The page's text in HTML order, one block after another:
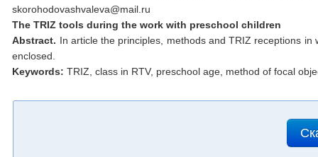
skorohodovashvaleva@mail.ru
The TRIZ tools during the work with preschool children
Abstract. In article the principles, methods and TRIZ receptions
enclosed.
Keywords: TRIZ, class in RTV, preschool age, method of focal